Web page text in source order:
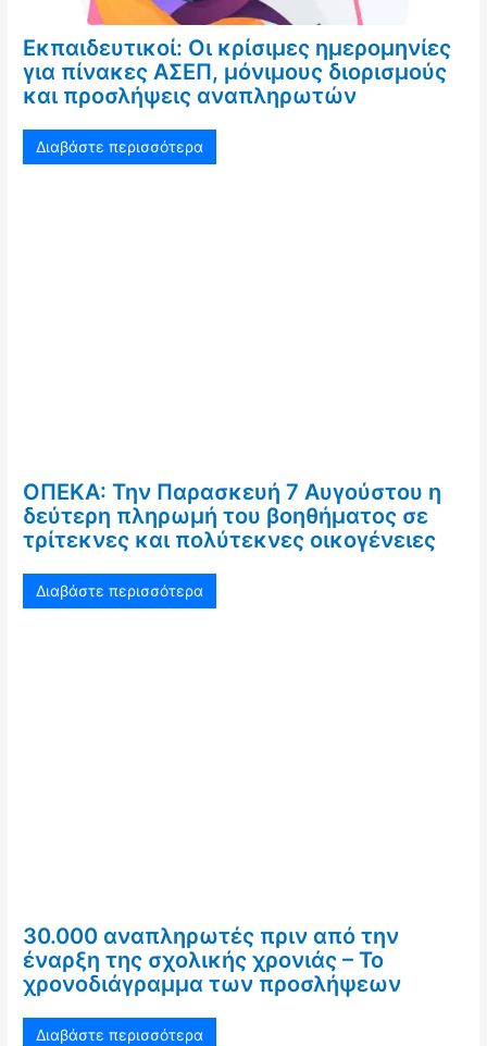
Εκπαιδευτικοί: Οι κρίσιμες ημερομηνίες
για πίνακες ΑΣΕΠ, μόνιμους διορισμούς
και προσλήψεις αναπληρωτών
Διαβάστε περισσότερα
ΟΠΕΚΑ: Την Παρασκευή 7 Αυγούστου η
δεύτερη πληρωμή του βοηθήματος σε
τρίτεκνες και πολύτεκνες οικογένειες
Διαβάστε περισσότερα
30.000 αναπληρωτές πριν από την
έναρξη της σχολικής χρονιάς – Το
χρονοδιάγραμμα των προσλήψεων
Διαβάστε περισσότερα